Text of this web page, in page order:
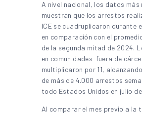
A nivel nacional, los datos más
muestran que los arrestos
ICE se cuadruplicaron durante
en comparación con el
de la segunda mitad de 2024.
en comunidades fuera de
multiplicaron por 11,
de más de 4.000 arrestos
todo Estados Unidos en julio
Al comparar el mes previo a la